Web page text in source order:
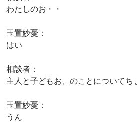
わたしのお・・
玉置妙憂：
はい
相談者：
主人と子どもお、のことについてち
玉置妙憂：
うん